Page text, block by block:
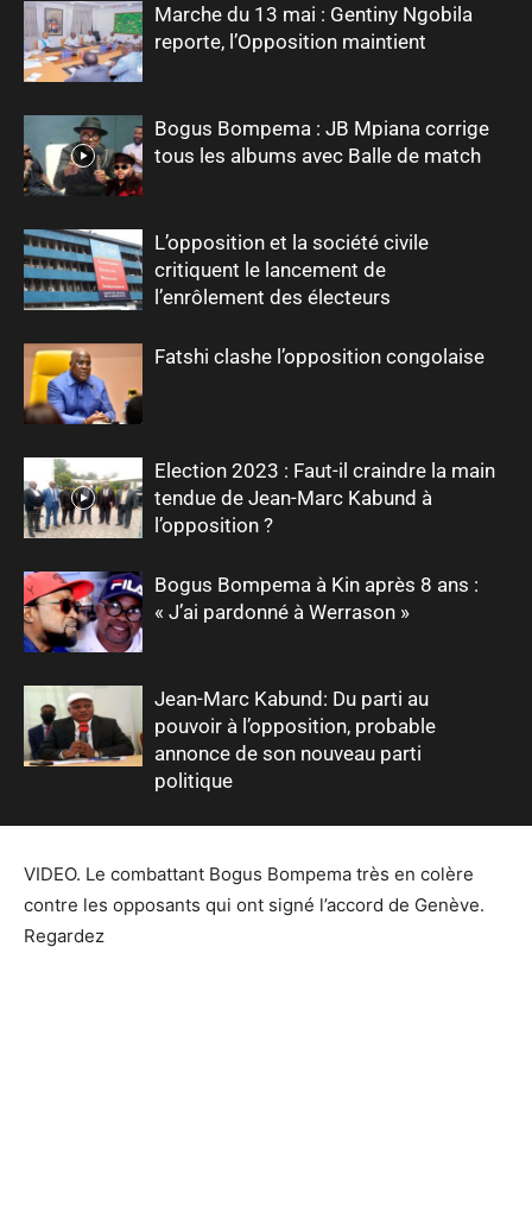
Marche du 13 mai : Gentiny Ngobila
reporte, l’Opposition maintient
Bogus Bompema : JB Mpiana corrige
tous les albums avec Balle de match
L’opposition et la société civile
critiquent le lancement de
l’enrôlement des électeurs
Fatshi clashe l’opposition congolaise
Election 2023 : Faut-il craindre la main
tendue de Jean-Marc Kabund à
l’opposition ?
Bogus Bompema à Kin après 8 ans :
« J’ai pardonné à Werrason »
Jean-Marc Kabund: Du parti au
pouvoir à l’opposition, probable
annonce de son nouveau parti
politique
VIDEO. Le combattant Bogus Bompema très en colère
contre les opposants qui ont signé l’accord de Genève.
Regardez